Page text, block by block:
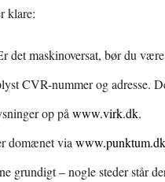
klare:
det maskinoversat, bør du
CVR-nummer og adresse.
op på www.virk.dk.
domænet via www.punktum.dk
grundigt – nogle steder står